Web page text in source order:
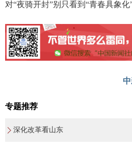
对“夜骑开封”别只看到“青春具象化
专题推荐
深化改革看山东